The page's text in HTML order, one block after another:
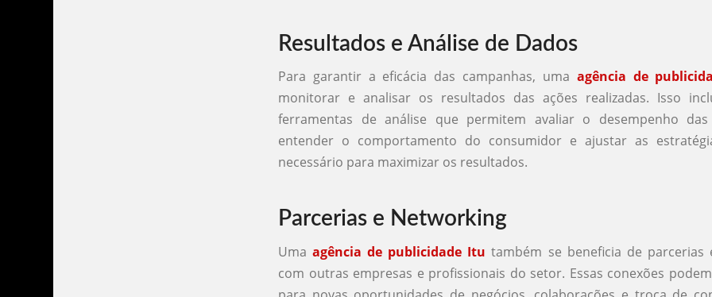
Resultados e Análise de Dados
Para garantir a eficácia das campanhas, uma agência de
monitorar e analisar os resultados das ações realizadas. Isso
ferramentas de análise que permitem avaliar o desempenho das
entender o comportamento do consumidor e ajustar as
necessário para maximizar os resultados.
Parcerias e Networking
Umaagência de publicidade Itu também se beneficia de parcerias
com outras empresas e profissionais do setor. Essas conexões